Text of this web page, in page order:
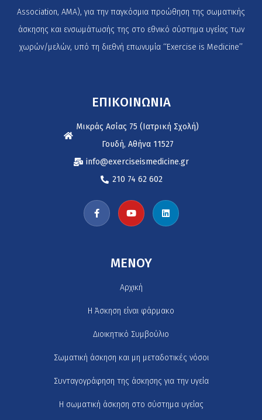
Association, AMA), για την παγκόσμια προώθηση της σωματικής
άσκησης και ενσωμάτωσής της στο εθνικό σύστημα υγείας των
χωρών/μελών, υπό τη διεθνή επωνυμία ‘‘Exercise is Medicine’’
ΕΠΙΚΟΙΝΩΝΙΑ
Μικράς Ασίας 75 (Ιατρική Σχολή)
Γουδή, Αθήνα 11527
info@exerciseismedicine.gr
210 74 62 602
MENOY
Αρχική
H Άσκηση είναι φάρμακο
Διοικητικό Συμβούλιο
Σωματική άσκηση και μη μεταδοτικές νόσοι
Συνταγογράφηση της άσκησης για την υγεία
Η σωματική άσκηση στο σύστημα υγείας